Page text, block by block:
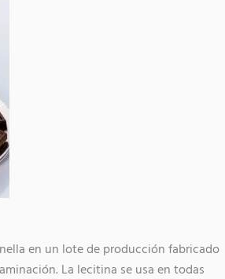
en un lote de producción fabricado
La lecitina se usa en todas